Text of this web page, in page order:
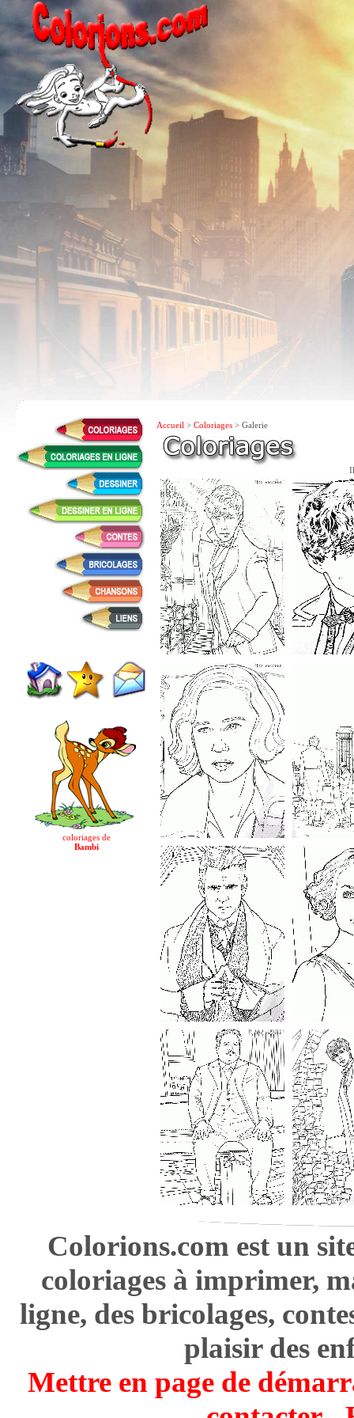
coloriages de
Bambi
Accueil > Coloriages > Galerie
Colorions.com est un
coloriages à imprimer,
ligne, des bricolages,
plaisir des
Mettre en page de